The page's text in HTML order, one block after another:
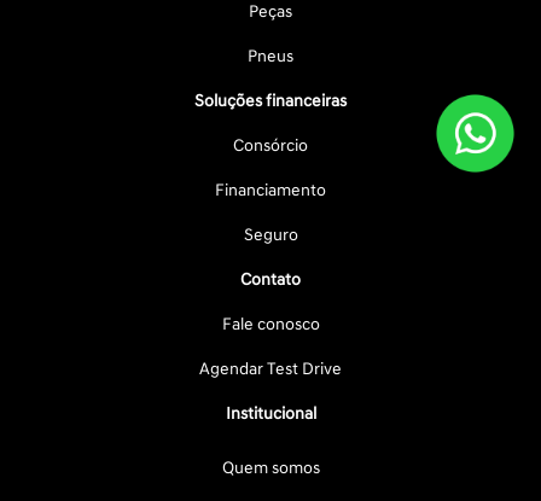
Peças
Pneus
Soluções financeiras
Consórcio
Financiamento
Seguro
Contato
Fale conosco
Agendar Test Drive
Institucional
Quem somos